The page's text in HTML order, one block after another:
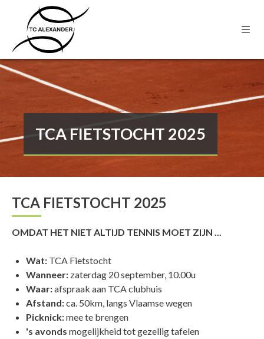
TCA FIETSTOCHT 2025
TCA FIETSTOCHT 2025
OMDAT HET NIET ALTIJD TENNIS MOET ZIJN ...
Wat: TCA Fietstocht
Wanneer: zaterdag 20 september, 10.00u
Waar:afspraak aan TCA clubhuis
Afstand:ca. 50km, langs Vlaamse wegen
Picknick:mee te brengen
's avonds mogelijkheid tot gezellig tafelen